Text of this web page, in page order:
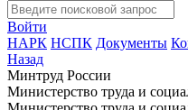
Войти
НАРК НСПК Документы
Назад
Минтруд России
Министерство труда и